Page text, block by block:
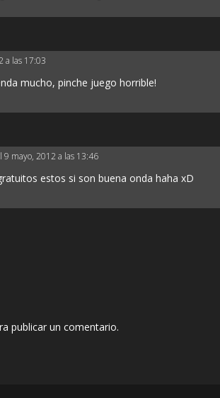
a las 17:03
mucho, pinche juego horrible!
9 mayo, 2012 a las 13:46
estos si son buena onda haha xD
publicar un comentario.